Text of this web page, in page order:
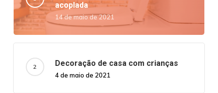
acoplada
14 de maio de 2021
Decoração de casa com crianças
4 de maio de 2021